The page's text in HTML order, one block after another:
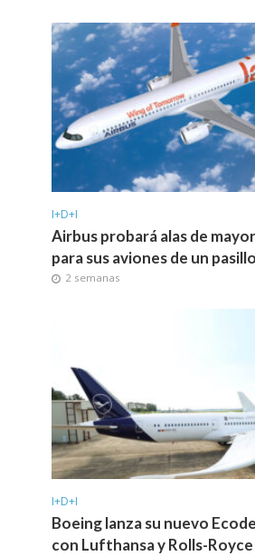
I+D+I
Airbus probará alas de
para sus aviones de un pasillo
2 semanas
I+D+I
Boeing lanza su nuevo
con Lufthansa y Rolls-Royce